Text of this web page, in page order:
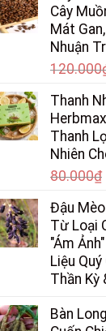
Cây
Mát
Nhuận
120.000
Thanh
Thanh
Nhiên
80.000₫
Đậu
Từ Loại
"Ám
Liệu
Thần Kỳ
Bàn